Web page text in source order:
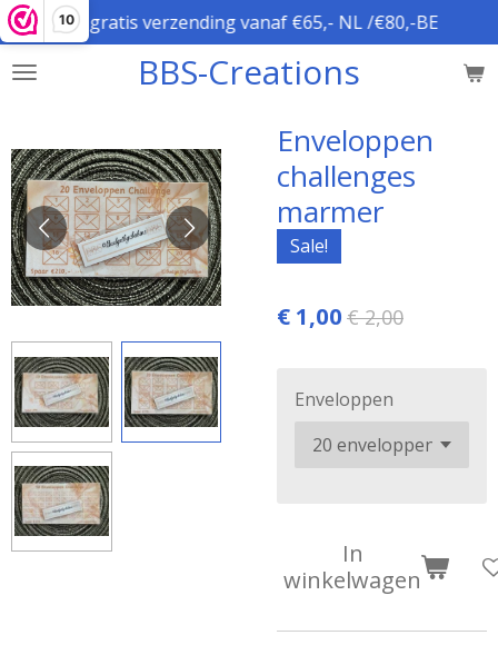
10
Ga
direct
naar
BBS-Creations
gratis verzending vanaf €65,- NL /€80,-BE
Enveloppen
challenges
marmer
Sale!
€ 1,00 € 2,00
Enveloppen
In
winkelwagen